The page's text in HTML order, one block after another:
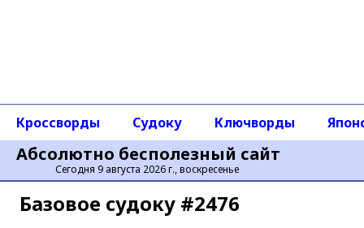
Абсолютно бесполезный сайт
Сегодня 9 августа 2026 г., воскресенье
Кроссворды Судоку Ключворды
Базовое cудоку #2476